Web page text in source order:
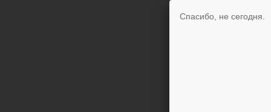
Спасибо, не сегодня.